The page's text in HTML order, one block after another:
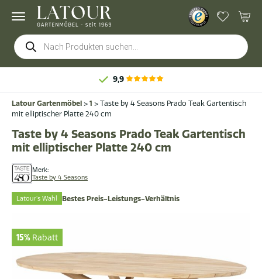
Products
search
9,9
Latour Gartenmöbel > 1 > Taste by 4 Seasons Prado Teak Gartentisch
mit elliptischer Platte 240 cm
Merk:
Taste by 4 Seasons
Taste by 4 Seasons Prado Teak Gartentisch
mit elliptischer Platte 240 cm
Latour's Wahl Bestes Preis-Leistungs-Verhältnis
15% Rabatt